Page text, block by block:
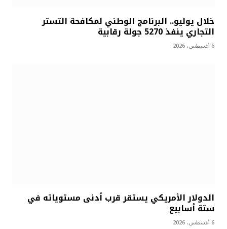
خلال يوليو.. البرنامج الوطني لمكافحة التستر
التجاري ينفذ 5270 جولة رقابية
6 أغسطس، 2026
الدولار الأمريكي يستقر قرب أدنى مستوياته في
ستة أسابيع
6 أغسطس، 2026